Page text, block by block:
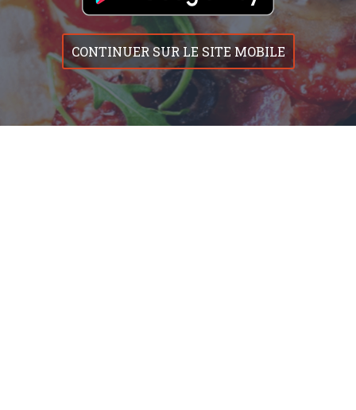
CONTINUER SUR LE SITE MOBILE